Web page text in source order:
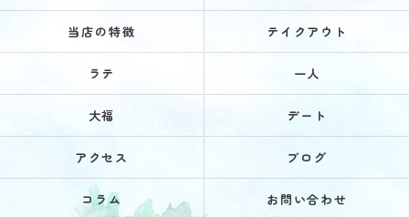
当店の特徴 テイクアウト
ラテ 一人
大福 デート
アクセス ブログ
コラム お問い合わせ